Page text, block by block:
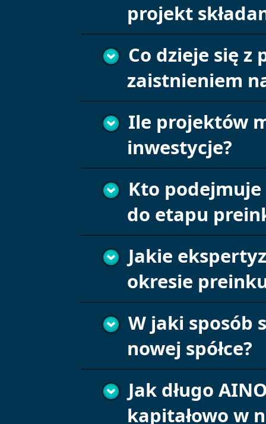
projekt
Co dzieje się z
zaistnieniem
Ile projektów
inwestycje?
Kto
do etapu
Jakie
okresie
W jaki sposób
nowej spółce?
Jak długo
kapitałowo w